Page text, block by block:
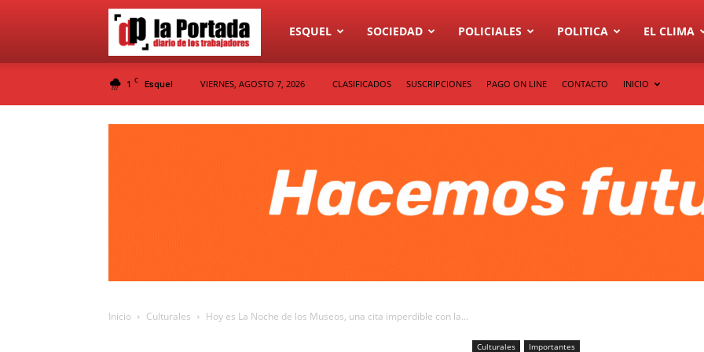
Diario
La
ESQUEL SOCIEDAD POLICIALES POLITICA EL CLIMA
1 C Esquel VIERNES, AGOSTO 7, 2026 CLASIFICADOS SUSCRIPCIONES PAGO ON LINE CONTACTO INICIO
Inicio Culturales Hoy es La Noche de los Museos, una cita imperdible con la...
Culturales Importantes